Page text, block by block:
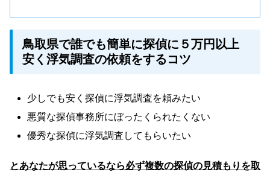
鳥取県で誰でも簡単に探偵に５万円以上
安く浮気調査の依頼をするコツ
少しでも安く探偵に浮気調査を頼みたい
悪質な探偵事務所にぼったくられたくない
優秀な探偵に浮気調査してもらいたい
とあなたが思っているなら必ず複数の探偵の見積もりを取